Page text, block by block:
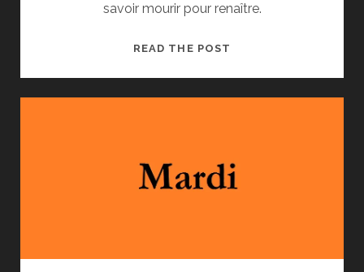
savoir mourir pour renaître.
READ THE POST